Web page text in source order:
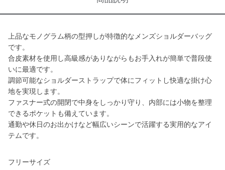
上品なモノグラム柄の型押しが特徴的なメンズショルダーバッグ
です。
合皮素材を使用し高級感がありながらもお手入れが簡単で普段使
いに最適です。
調節可能なショルダーストラップで体にフィットし快適な掛け心
地を実現します。
ファスナー式の開閉で中身をしっかり守り、内部には小物を整理
できるポケットも備えています。
通勤や休日のお出かけなど幅広いシーンで活躍する実用的なアイ
テムです。
フリーサイズ